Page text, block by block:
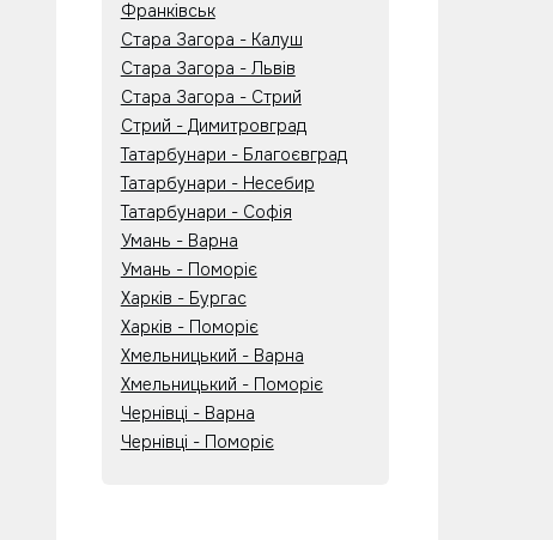
Франківськ
Стара Загора - Калуш
Стара Загора - Львів
Стара Загора - Стрий
Стрий - Димитровград
Татарбунари - Благоєвград
Татарбунари - Несебир
Татарбунари - Софія
Умань - Варна
Умань - Поморіє
Харків - Бургас
Харків - Поморіє
Хмельницький - Варна
Хмельницький - Поморіє
Чернівці - Варна
Чернівці - Поморіє